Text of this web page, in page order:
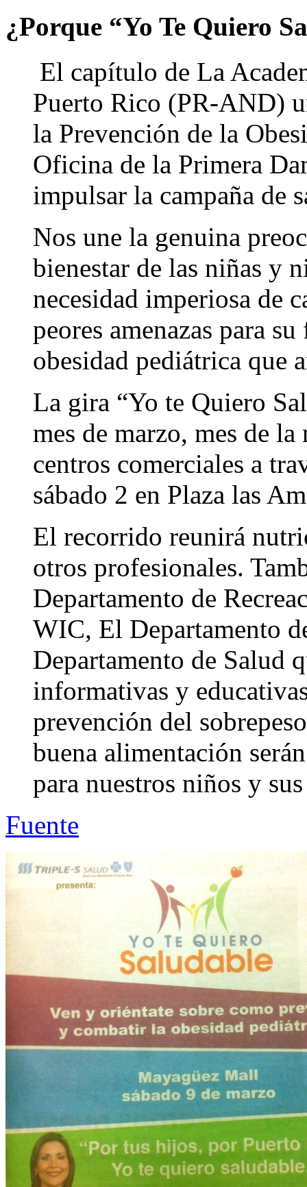
¿Porque “Yo Te Quiero
El capítulo de La
Puerto Rico (PR-AND)
la Prevención de la
Oficina de la Primera
impulsar la campaña de
Nos une la genuina
bienestar de las niñas y
necesidad imperiosa de
peores amenazas para
obesidad pediátrica que
La gira “Yo te Quiero
mes de marzo, mes de
centros comerciales a
sábado 2 en Plaza las
El recorrido reunirá
otros profesionales.
Departamento de
WIC, El Departamento
Departamento de Salud
informativas y
prevención del
buena alimentación
para nuestros niños y
Fuente